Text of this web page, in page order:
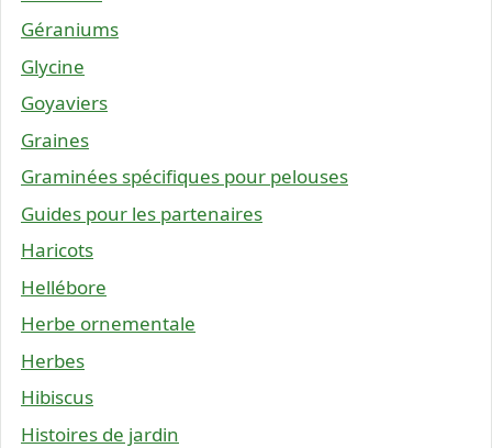
Géraniums
Glycine
Goyaviers
Graines
Graminées spécifiques pour pelouses
Guides pour les partenaires
Haricots
Hellébore
Herbe ornementale
Herbes
Hibiscus
Histoires de jardin